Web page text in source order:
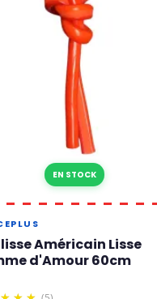
EN STOCK
Américain Lisse
d'Amour 60cm